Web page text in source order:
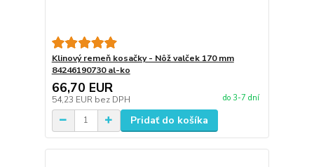
Klinový remeň kosačky - Nôž valček 170 mm
84246190730 al-ko
66,70 EUR
54,23 EUR bez DPH do 3-7 dní
Pridať do košíka